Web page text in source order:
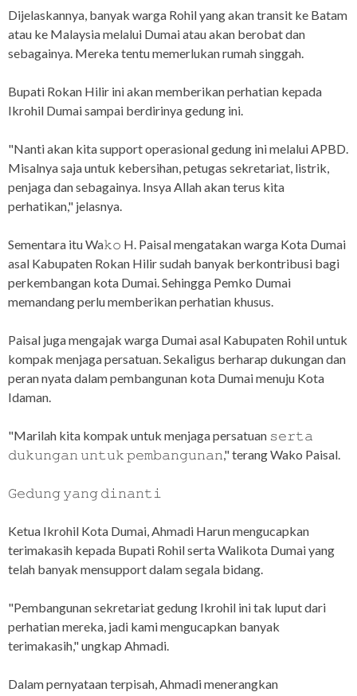
Dijelaskannya, banyak warga Rohil yang akan transit ke Batam
atau ke Malaysia melalui Dumai atau akan berobat dan
sebagainya. Mereka tentu memerlukan rumah singgah.
Bupati Rokan Hilir ini akan memberikan perhatian kepada
Ikrohil Dumai sampai berdirinya gedung ini.
"Nanti akan kita support operasional gedung ini melalui APBD.
Misalnya saja untuk kebersihan, petugas sekretariat, listrik,
penjaga dan sebagainya. Insya Allah akan terus kita
perhatikan," jelasnya.
Sementara itu Wa𝚔𝚘 H. Paisal mengatakan warga Kota Dumai
asal Kabupaten Rokan Hilir sudah banyak berkontribusi bagi
perkembangan kota Dumai. Sehingga Pemko Dumai
memandang perlu memberikan perhatian khusus.
Paisal juga mengajak warga Dumai asal Kabupaten Rohil untuk
kompak menjaga persatuan. Sekaligus berharap dukungan dan
peran nyata dalam pembangunan kota Dumai menuju Kota
Idaman.
"Marilah kita kompak untuk menjaga persatuan 𝚜𝚎𝚛𝚝𝚊
𝚍𝚞𝚔𝚞𝚗𝚐𝚊𝚗 𝚞𝚗𝚝𝚞𝚔 𝚙𝚎𝚖𝚋𝚊𝚗𝚐𝚞𝚗𝚊𝚗," terang Wako Paisal.
𝙶𝚎𝚍𝚞𝚗𝚐 𝚢𝚊𝚗𝚐 𝚍𝚒𝚗𝚊𝚗𝚝𝚒
Ketua Ikrohil Kota Dumai, Ahmadi Harun mengucapkan
terimakasih kepada Bupati Rohil serta Walikota Dumai yang
telah banyak mensupport dalam segala bidang.
"Pembangunan sekretariat gedung Ikrohil ini tak luput dari
perhatian mereka, jadi kami mengucapkan banyak
terimakasih," ungkap Ahmadi.
Dalam pernyataan terpisah, Ahmadi menerangkan